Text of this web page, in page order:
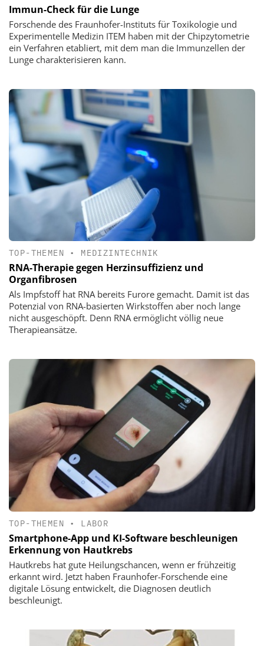
Immun-Check für die Lunge
Forschende des Fraunhofer-Instituts für Toxikologie und
Experimentelle Medizin ITEM haben mit der Chipzytometrie
ein Verfahren etabliert, mit dem man die Immunzellen der
Lunge charakterisieren kann.
TOP-THEMEN • MEDIZINTECHNIK
RNA-Therapie gegen Herzinsuffizienz und
Organfibrosen
Als Impfstoff hat RNA bereits Furore gemacht. Damit ist das
Potenzial von RNA-basierten Wirkstoffen aber noch lange
nicht ausgeschöpft. Denn RNA ermöglicht völlig neue
Therapieansätze.
TOP-THEMEN • LABOR
Smartphone-App und KI-Software beschleunigen
Erkennung von Hautkrebs
Hautkrebs hat gute Heilungschancen, wenn er frühzeitig
erkannt wird. Jetzt haben Fraunhofer-Forschende eine
digitale Lösung entwickelt, die Diagnosen deutlich
beschleunigt.